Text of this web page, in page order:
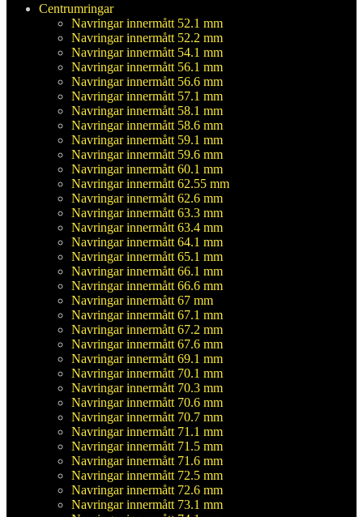
Centrumringar
Navringar innermått 52.1 mm
Navringar innermått 52.2 mm
Navringar innermått 54.1 mm
Navringar innermått 56.1 mm
Navringar innermått 56.6 mm
Navringar innermått 57.1 mm
Navringar innermått 58.1 mm
Navringar innermått 58.6 mm
Navringar innermått 59.1 mm
Navringar innermått 59.6 mm
Navringar innermått 60.1 mm
Navringar innermått 62.55 mm
Navringar innermått 62.6 mm
Navringar innermått 63.3 mm
Navringar innermått 63.4 mm
Navringar innermått 64.1 mm
Navringar innermått 65.1 mm
Navringar innermått 66.1 mm
Navringar innermått 66.6 mm
Navringar innermått 67 mm
Navringar innermått 67.1 mm
Navringar innermått 67.2 mm
Navringar innermått 67.6 mm
Navringar innermått 69.1 mm
Navringar innermått 70.1 mm
Navringar innermått 70.3 mm
Navringar innermått 70.6 mm
Navringar innermått 70.7 mm
Navringar innermått 71.1 mm
Navringar innermått 71.5 mm
Navringar innermått 71.6 mm
Navringar innermått 72.5 mm
Navringar innermått 72.6 mm
Navringar innermått 73.1 mm